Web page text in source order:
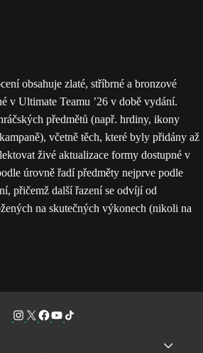
obsahuje zlaté, stříbrné a bronzové
v Ultimate Teamu ’26 v době vydání.
předmětů (např. hrdiny, ikony
včetně těch, které byly přidány až
živé aktualizace formy dostupné v
úrovně řadí předměty nejprve podle
přičemž další řazení se odvíjí od
na skutečných výkonech (nikoli na